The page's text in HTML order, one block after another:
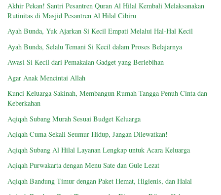
Akhir Pekan! Santri Pesantren Quran Al Hilal Kembali Melaksanakan
Rutinitas di Masjid Pesantren Al Hilal Cibiru
Ayah Bunda, Yuk Ajarkan Si Kecil Empati Melalui Hal-Hal Kecil
Ayah Bunda, Selalu Temani Si Kecil dalam Proses Belajarnya
Awasi Si Kecil dari Pemakaian Gadget yang Berlebihan
Agar Anak Mencintai Allah
Kunci Keluarga Sakinah, Membangun Rumah Tangga Penuh Cinta dan
Keberkahan
Aqiqah Subang Murah Sesuai Budget Keluarga
Aqiqah Cuma Sekali Seumur Hidup, Jangan Dilewatkan!
Aqiqah Subang Al Hilal Layanan Lengkap untuk Acara Keluarga
Aqiqah Purwakarta dengan Menu Sate dan Gule Lezat
Aqiqah Bandung Timur dengan Paket Hemat, Higienis, dan Halal